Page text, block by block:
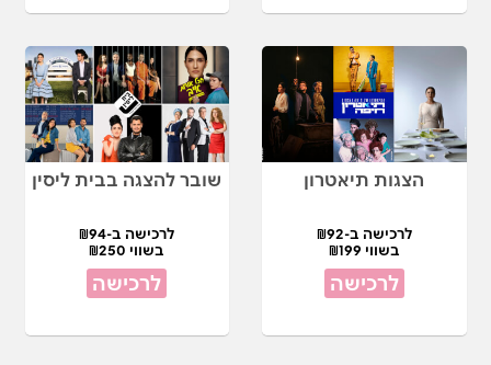
הצגות תיאטרון
לרכישה ב-₪92
בשווי ₪199
לרכישה
שובר להצגה בבית ליסין
לרכישה ב-₪94
בשווי ₪250
לרכישה